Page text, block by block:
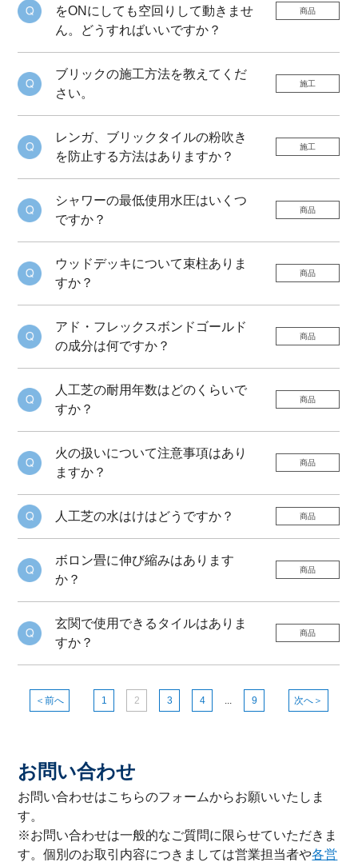
をONにしても空回りして動きませ
ん。どうすればいいですか？
商品
ブリックの施工方法を教えてくだ
さい。
施工
レンガ、ブリックタイルの粉吹き
を防止する方法はありますか？
施工
シャワーの最低使用水圧はいくつ
ですか？
商品
ウッドデッキについて束柱ありま
すか？
商品
アド・フレックスボンドゴールド
の成分は何ですか？
商品
人工芝の耐用年数はどのくらいで
すか？
商品
火の扱いについて注意事項はあり
ますか？
商品
人工芝の水はけはどうですか？ 商品
ボロン畳に伸び縮みはあります
か？
商品
玄関で使用できるタイルはありま
すか？
商品
＜前へ 1 2 3 4 9 次へ＞
お問い合わせ
お問い合わせはこちらのフォームからお願いいたしま
す。
※お問い合わせは一般的なご質問に限らせていただきま
す。個別のお取引内容につきましては営業担当者や各営